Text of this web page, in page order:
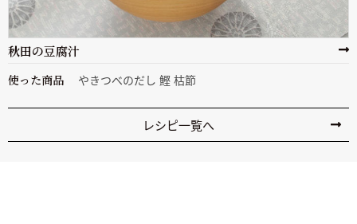
秋田の豆腐汁
使った商品 やきつべのだし 鰹 枯節
レシピ一覧へ